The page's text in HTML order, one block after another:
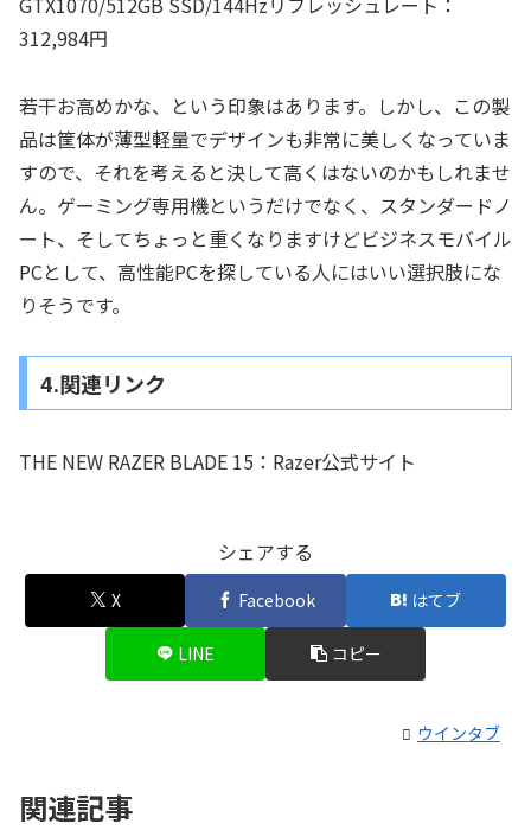
312,984円
若干お高めかな、という印象はあります。しかし、この製
品は筐体が薄型軽量でデザインも非常に美しくなっていま
すので、それを考えると決して高くはないのかもしれませ
ん。ゲーミング専用機というだけでなく、スタンダードノ
ート、そしてちょっと重くなりますけどビジネスモバイル
PCとして、高性能PCを探している人にはいい選択肢にな
りそうです。
4.関連リンク
THE NEW RAZER BLADE 15：Razer公式サイト
シェアする
X Facebook はてブ
LINE コピー
ウインタブ
関連記事